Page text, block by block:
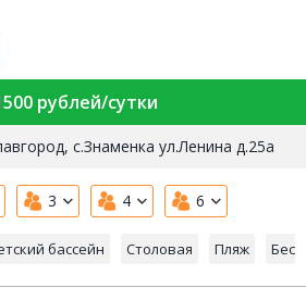
рублей/сутки
с.Знаменка ул.Ленина д.25а
3 4 6
бассейн Столовая Пляж